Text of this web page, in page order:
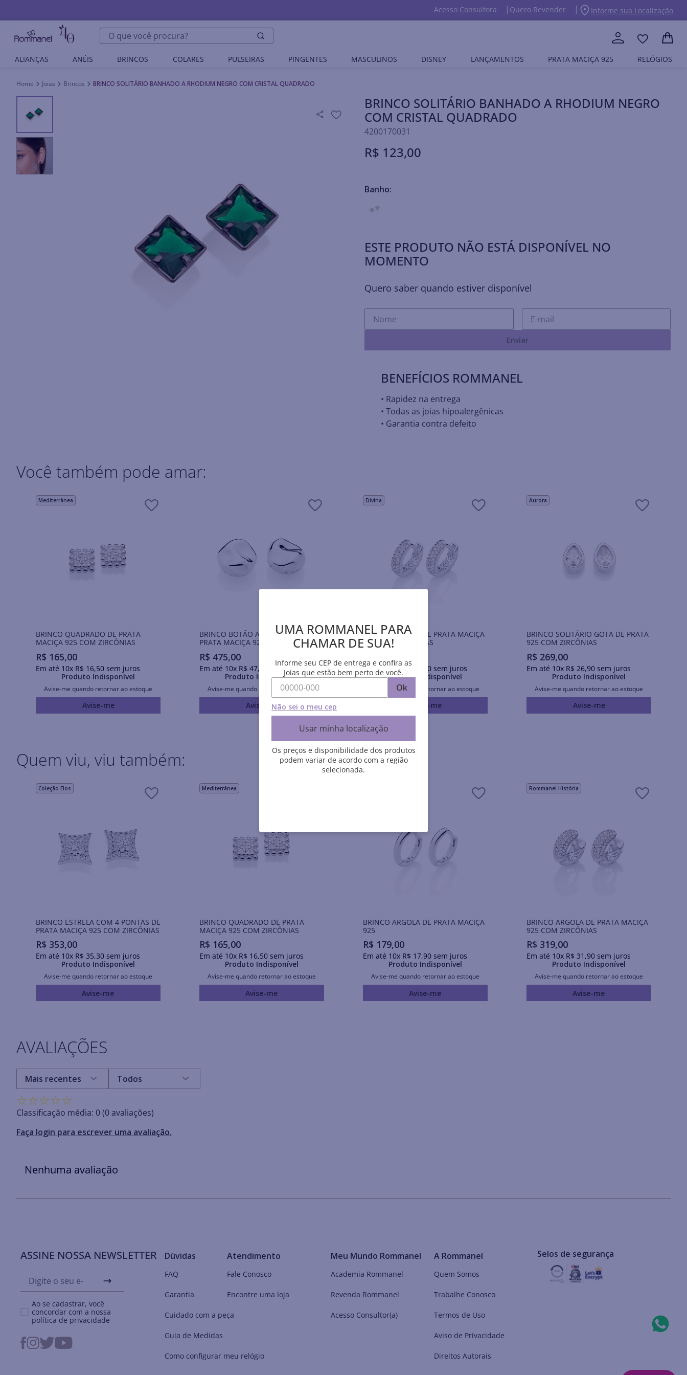
Acesso Consultora Quero Revender Informe sua Localização
O que você procura?
ALIANÇAS ANÉIS BRINCOS COLARES PULSEIRAS PINGENTES MASCULINOS DISNEY LANÇAMENTOS PRATA MACIÇA 925 RELÓGIOS
Joias Brincos BRINCO SOLITÁRIO BANHADO A RHODIUM NEGRO COM CRISTAL QUADRADO
BRINCO SOLITÁRIO BANHADO A RHODIUM NEGRO
COM CRISTAL QUADRADO
4200170031
R$ 123,00
Banho:
ESTE PRODUTO NÃO ESTÁ DISPONÍVEL NO
MOMENTO
Quero saber quando estiver disponível
Enviar
BENEFÍCIOS ROMMANEL
• Rapidez na entrega
• Todas as joias hipoalergênicas
• Garantia contra defeito
Você também pode amar:
Mediterrânea
BRINCO QUADRADO DE PRATA
MACIÇA 925 COM ZIRCÔNIAS
R$ 165,00
Em até 10x R$ 16,50 sem juros
Produto Indisponível
Avise-me quando retornar ao estoque
Avise-me
BRINCO BOTÃO ABSTRATO DE
PRATA MACIÇA 925
R$ 475,00
Em até 10x R$ 47,
sem juros
Produto Indisponível
Avise-me quando retornar ao estoque
Avise-me
Divina
BRINCO ARGOLA DE PRATA MACIÇA
925 COM ZIRCÔNIAS
Em até10x R$ 50 sem juros
Produto Indisponível
Avise-me quando retornar ao estoque
Avise-me
Aurora
BRINCO SOLITÁRIO GOTA DE PRATA
925 COM ZIRCÔNIAS
R$ 269,00
Em até 10x R$ 26,90 sem juros
Produto Indisponível
Avise-me quando retornar ao estoque
Avise-me
Quem viu, viu também:
Coleção Elos
BRINCO ESTRELA COM 4 PONTAS DE
PRATA MACIÇA 925 COM ZIRCÔNIAS
R$ 353,00
Em até 10x R$ 35,30sem juros
Produto Indisponível
Avise-me quando retornar ao estoque
Avise-me
Mediterrânea
BRINCO QUADRADO DE PRATA
MACIÇA 925 COM ZIRCÔNIAS
R$ 165,00
Em até 10x R$ 16,50sem juros
Produto Indisponível
Avise-me quando retornar ao estoque
Avise-me
BRINCO ARGOLA DE PRATA MACIÇA
925
R$ 179,00
Em até 10x R$ 17,90sem juros
Produto Indisponível
Avise-me quando retornar ao estoque
Avise-me
Rommanel História
BRINCO ARGOLA DE PRATA MACIÇA
925 COM ZIRCÔNIAS
R$ 319,00
Em até 10x R$ 31 ,90sem juros
Produto Indisponível
Avise-me quando retornar ao estoque
Avise-me
AVALIAÇÕES
☆☆☆☆☆
Classificação média: 0(0 avaliações)
Faça login para escrever uma avaliação.
Mais recentes Todos
Nenhuma avaliação
ASSINE NOSSA NEWSLETTER
Ao se cadastrar, você
concordar com a nossa
política de privacidade
Dúvidas
FAQ
Garantia
Cuidado com a peça
Guia de Medidas
Como configurar meu relógio
Atendimento
Fale Conosco
Encontre uma loja
Meu Mundo Rommanel
Academia Rommanel
Revenda Rommanel
Acesso Consultor(a)
A Rommanel
Quem Somos
Trabalhe Conosco
Termos de Uso
Aviso de Privacidade
Direitos Autorais
Selos de segurança
UMA ROMMANEL PARA
CHAMAR DE SUA!
Informe seu CEP de entrega e confira as
Joias que estão bem perto de você.
Ok
Não sei o meu cep
Usar minha localização
Os preços e disponibilidade dos produtos
podem variar de acordo com a região
selecionada.